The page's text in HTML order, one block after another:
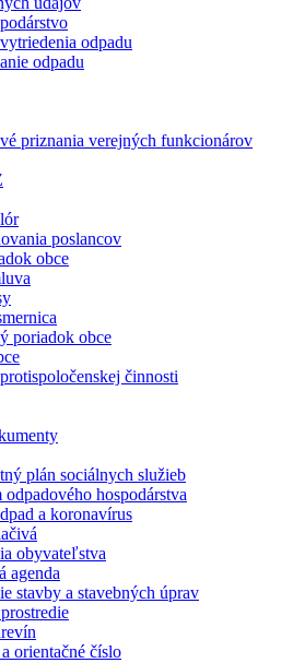
odpadu
odpadu
priznania verejných funkcionárov
poslancov
obce
poriadok obce
činnosti
plán sociálnych služieb
odpadového hospodárstva
a koronavírus
obyvateľstva
agenda
stavby a stavebných úprav
orientačné číslo